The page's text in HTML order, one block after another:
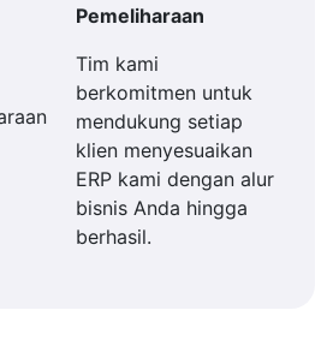
Pemeliharaan
Tim kami
berkomitmen untuk
mendukung setiap
klien menyesuaikan
ERP kami dengan alur
bisnis Anda hingga
berhasil.